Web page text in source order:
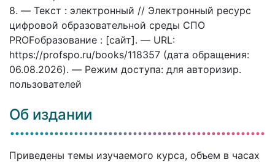
8. — Текст : электронный // Электронный ресурс
цифровой образовательной среды СПО
PROFобразование : [сайт]. — URL:
https://profspo.ru/books/118357 (дата обращения:
06.08.2026). — Режим доступа: для авторизир.
пользователей
Об издании
Приведены темы изучаемого курса, объем в часах